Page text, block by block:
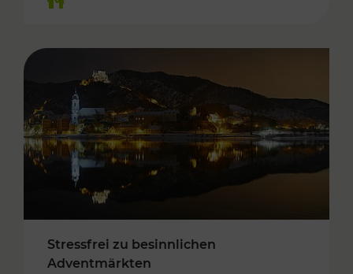
Stressfrei zu besinnlichen
Adventmärkten